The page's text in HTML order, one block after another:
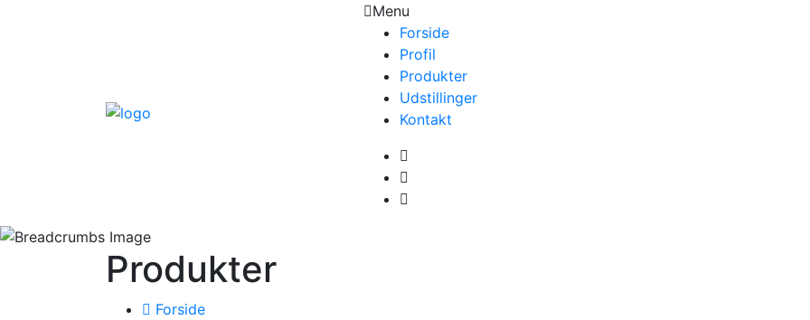
Menu
Forside
Profil
Produkter
Udstillinger
Kontakt
Produkter
Forside